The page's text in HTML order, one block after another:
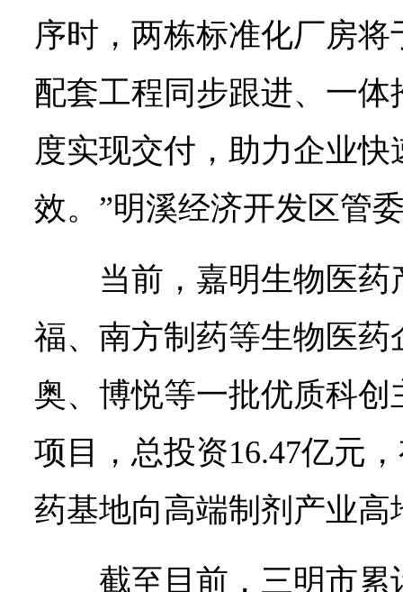
序时，两栋标准化厂房
配套工程同步跟进、一
度实现交付，助力企业
效。”明溪经济开发区管
当前，嘉明生物医
福、南方制药等生物医药
奥、博悦等一批优质科
项目，总投资16.47亿元
药基地向高端制剂产业高
截至目前，三明市